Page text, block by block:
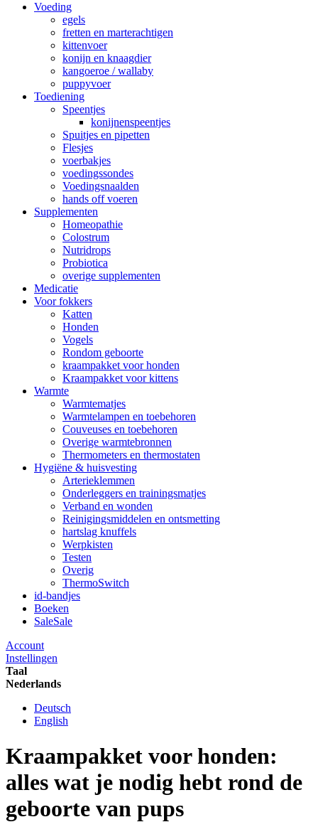
Voeding
egels
fretten en marterachtigen
kittenvoer
konijn en knaagdier
kangoeroe / wallaby
puppyvoer
Toediening
Speentjes
konijnenspeentjes
Spuitjes en pipetten
Flesjes
voerbakjes
voedingssondes
Voedingsnaalden
hands off voeren
Supplementen
Homeopathie
Colostrum
Nutridrops
Probiotica
overige supplementen
Medicatie
Voor fokkers
Katten
Honden
Vogels
Rondom geboorte
kraampakket voor honden
Kraampakket voor kittens
Warmte
Warmtematjes
Warmtelampen en toebehoren
Couveuses en toebehoren
Overige warmtebronnen
Thermometers en thermostaten
Hygiëne & huisvesting
Arterieklemmen
Onderleggers en trainingsmatjes
Verband en wonden
Reinigingsmiddelen en ontsmetting
hartslag knuffels
Werpkisten
Testen
Overig
ThermoSwitch
id-bandjes
Boeken
SaleSale
Account
Instellingen
Taal
Nederlands
Deutsch
English
Kraampakket voor honden:
alles wat je nodig hebt rond de
geboorte van pups